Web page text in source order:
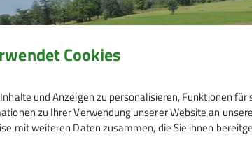
Cookies
und Anzeigen zu personalisieren, Funktionen
zu Ihrer Verwendung unserer Website an
mit weiteren Daten zusammen, die Sie ihnen